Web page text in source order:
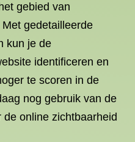
gebied van
gedetailleerde
kun je de
identificeren en
te scoren in de
nog gebruik van de
online zichtbaarheid